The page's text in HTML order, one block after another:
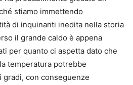
stiamo immettendo
di inquinanti inedita nella storia
il grande caldo è appena
per quanto ci aspetta dato che
temperatura potrebbe
gradi, con conseguenze